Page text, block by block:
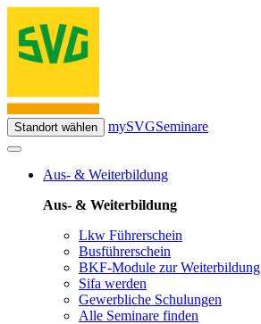
Standort wählen mySVGSeminare
Aus- & Weiterbildung
Aus- & Weiterbildung
Lkw Führerschein
Busführerschein
BKF-Module zur Weiterbildung
Sifa werden
Gewerbliche Schulungen
Alle Seminare finden